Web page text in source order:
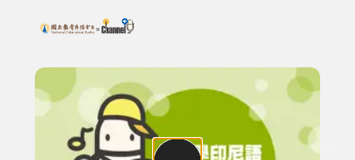
上方功能區塊
搜尋關鍵字：可輸入節目名稱、主持人或關鍵字